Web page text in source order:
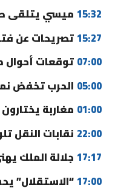
15:32 ميسي يتلقى
15:27تصريحات عن فتح
07:00 توقعات
05:00 الحرب تخفض
01:00 مغاربة
22:00 نقابات النقل
17:17 جلالة الملك
17:00“الاستقلال”